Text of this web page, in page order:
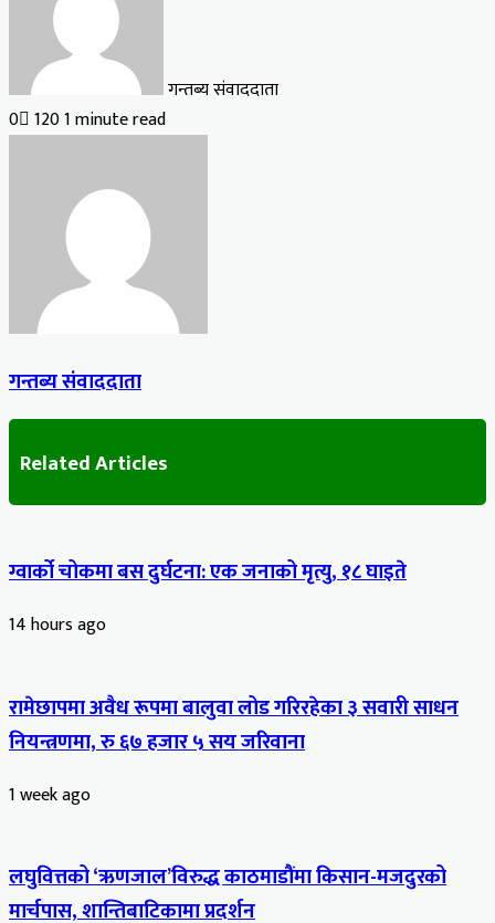
गन्तब्य संवाददाता
0 1201 minute read
गन्तब्य संवाददाता
Related Articles
ग्वार्को चोकमा बस दुर्घटना: एक जनाको मृत्यु, १८ घाइते
14 hours ago
रामेछापमा अवैध रूपमा बालुवा लोड गरिरहेका ३ सवारी साधन
नियन्त्रणमा, रु ६७ हजार ५ सय जरिवाना
1 week ago
लघुवित्तको ‘ऋणजाल’विरुद्ध काठमाडौंमा किसान-मजदुरको
मार्चपास, शान्तिबाटिकामा प्रदर्शन